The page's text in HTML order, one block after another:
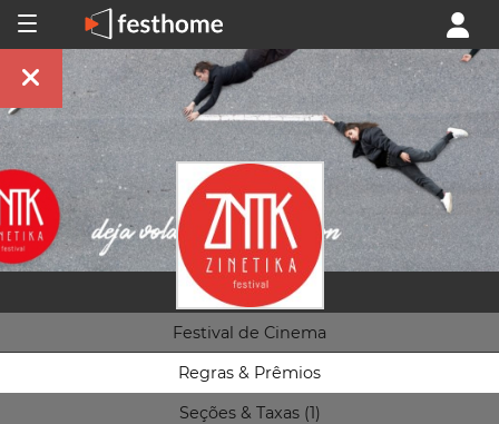
Festival de Cinema
Regras & Prêmios
Seções & Taxas (1)